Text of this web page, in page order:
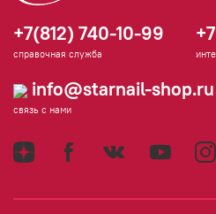
+7(812) 740-10-99
справочная служба
info@starnail-shop.ru
связь с нами